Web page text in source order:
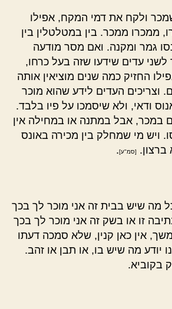
ולקח את דמי המקח, אפילו
ממכרו ממכר. בין במטלטלין בין
גמר ומקנה. ואם מסר מודעה
לשני עדים שידעו שזה בעל כרחו,
החזיק כמה שנים מוציאין אותה
וצריכים העדים לידע שהוא מוכר
ודאי, ולא שיסמכו על פיו בלבד.
במכר, אבל במתנה או במחילה אין
ויש מי שמחלק בין מכירה באונס
[סמ"ע].
מה שיש בבית זה אני מוכר לך בכך
זו או בשק זה אני מוכר לך בכך
אין כאן קנין, שלא סמכה דעתו
יודע מה שיש בו, או תבן או זהב.
בקוביא.